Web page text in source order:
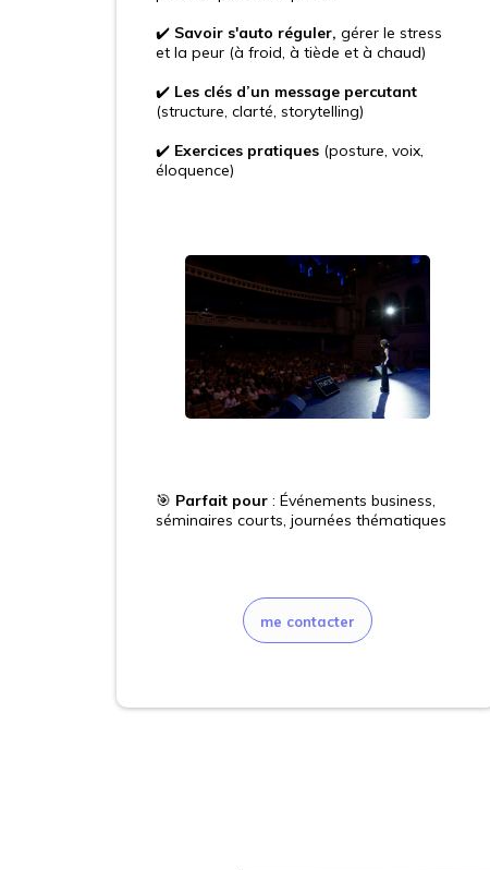
✔️ Savoir s'auto réguler, gérer le stress
et la peur (à froid, à tiède et à chaud)
✔️ Les clés d’un message percutant
(structure, clarté, storytelling)
✔️ Exercices pratiques (posture, voix,
éloquence)
🎯 Parfait pour : Événements business,
séminaires courts, journées thématiques
me contacter